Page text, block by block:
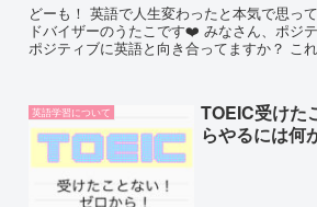
どーも！ 英語で人生変わったと本気で思っ
ドバイザーのうたこです❤️ みなさん、ポジ
ポジティブに英語と向き合ってますか？ こ
英語学習について
TOEIC受け
らやるには何